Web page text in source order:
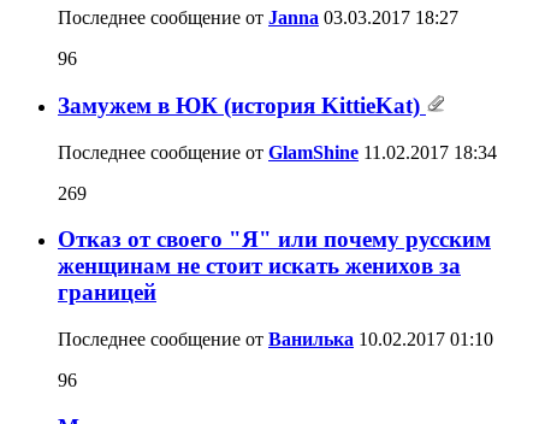
Последнее сообщение от Janna 03.03.2017 18:27
96
Замужем в ЮК (история KittieKat)
Последнее сообщение от GlamShine 11.02.2017 18:34
269
Отказ от своего "Я" или почему русским
женщинам не стоит искать женихов за
границей
Последнее сообщение от Ванилька 10.02.2017 01:10
96